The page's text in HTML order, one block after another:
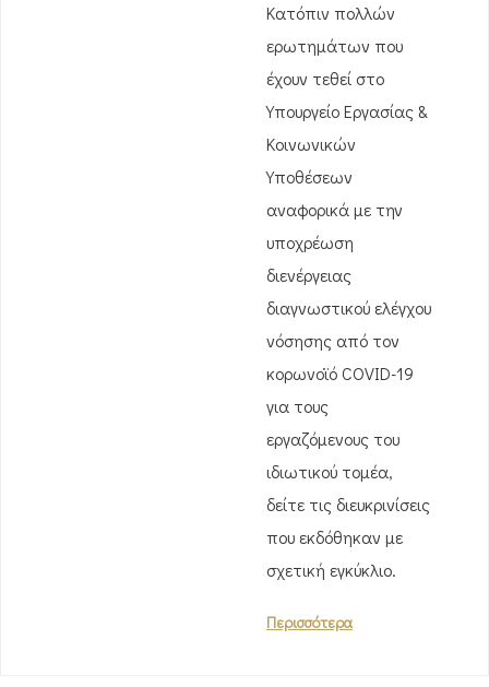
Κατόπιν πολλών
ερωτημάτων που
έχουν τεθεί στο
Υπουργείο Εργασίας &
Κοινωνικών
Υποθέσεων
αναφορικά με την
υποχρέωση
διενέργειας
διαγνωστικού ελέγχου
νόσησης από τον
κορωνοϊό COVID-19
για τους
εργαζόμενους του
ιδιωτικού τομέα,
δείτε τις διευκρινίσεις
που εκδόθηκαν με
σχετική εγκύκλιο.
Περισσότερα